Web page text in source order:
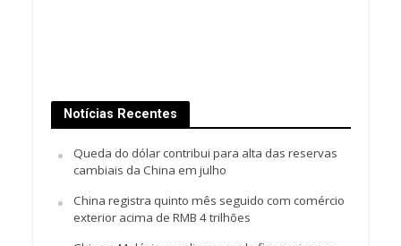
Notícias Recentes
Queda do dólar contribui para alta das reservas
cambiais da China em julho
China registra quinto mês seguido com comércio
exterior acima de RMB 4 trilhões